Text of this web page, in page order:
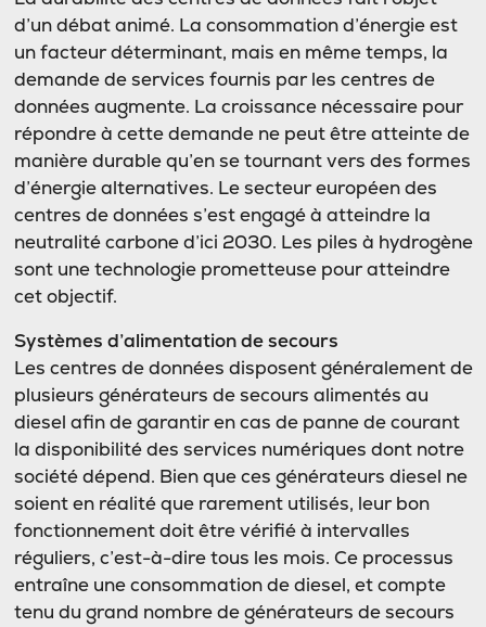
d’un débat animé. La consommation d’énergie est
un facteur déterminant, mais en même temps, la
demande de services fournis par les centres de
données augmente. La croissance nécessaire pour
répondre à cette demande ne peut être atteinte de
manière durable qu’en se tournant vers des formes
d’énergie alternatives. Le secteur européen des
centres de données s’est engagé à atteindre la
neutralité carbone d’ici 2030. Les piles à hydrogène
sont une technologie prometteuse pour atteindre
cet objectif.
Systèmes d’alimentation de secours
Les centres de données disposent généralement de
plusieurs générateurs de secours alimentés au
diesel afin de garantir en cas de panne de courant
la disponibilité des services numériques dont notre
société dépend. Bien que ces générateurs diesel ne
soient en réalité que rarement utilisés, leur bon
fonctionnement doit être vérifié à intervalles
réguliers, c’est-à-dire tous les mois. Ce processus
entraîne une consommation de diesel, et compte
tenu du grand nombre de générateurs de secours